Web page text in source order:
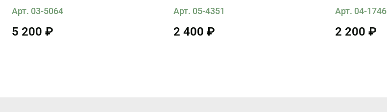
Арт. 03-5064
5 200 ₽
Арт. 05-4351
2 400 ₽
Арт. 04-1746
2 200 ₽